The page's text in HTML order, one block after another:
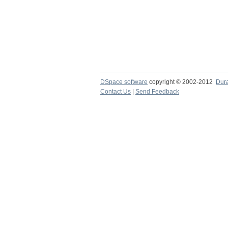
DSpace software copyright © 2002-2012
Contact Us
Send Feedback